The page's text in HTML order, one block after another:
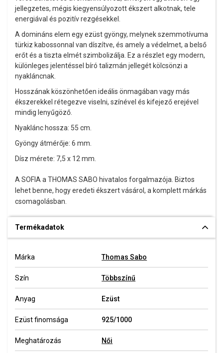
jellegzetes, mégis kiegyensúlyozott ékszert alkotnak, tele
energiával és pozitív rezgésekkel.
A domináns elem egy ezüst gyöngy, melynek szemmotívuma
türkiz kabossonnal van díszítve, és amely a védelmet, a belső
erőt és a tiszta elmét szimbolizálja. Ez a részlet egy modern,
különleges jelentéssel bíró talizmán jellegét kölcsönzi a
nyakláncnak.
Hosszának köszönhetően ideális önmagában vagy más
ékszerekkel rétegezve viselni, színével és kifejező erejével
mindig lenyűgöző.
Nyaklánc hossza: 55 cm.
Gyöngy átmérője: 6 mm.
Dísz mérete: 7,5 x 12 mm.
A SOFIA a THOMAS SABO hivatalos forgalmazója. Biztos
lehet benne, hogy eredeti ékszert vásárol, a komplett márkás
csomagolásban.
Termékadatok
Márka Thomas Sabo
Szín Többszínű
Anyag Ezüst
Ezüst finomsága 925/1000
Meghatározás Női